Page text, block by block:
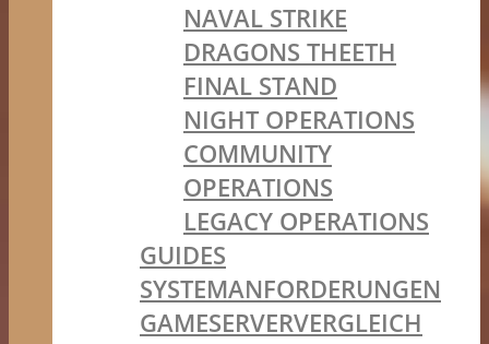
NAVAL STRIKE
DRAGONS THEETH
FINAL STAND
NIGHT OPERATIONS
COMMUNITY
OPERATIONS
LEGACY OPERATIONS
GUIDES
SYSTEMANFORDERUNGEN
GAMESERVERVERGLEICH